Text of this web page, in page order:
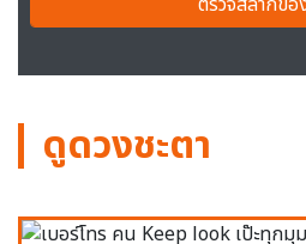
ดูดวงชะตา